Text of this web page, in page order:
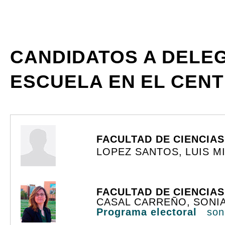
CANDIDATOS A
ESCUELA EN EL
FACULTAD DE CIENCIAS
LOPEZ SANTOS, LUIS
FACULTAD DE
CASAL CARREÑO,
Programa electoral